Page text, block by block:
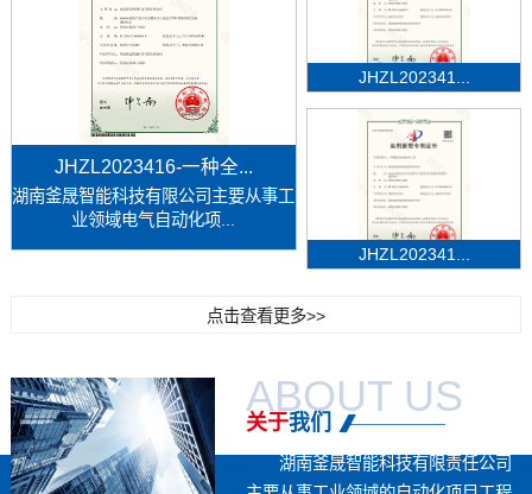
JHZL2023416-一种全...
湖南釜晟智能科技有限公司主要从事工
业领域电气自动化项...
JHZL202341...
JHZL202341...
点击查看更多>>
ABOUT US
关于我们
湖南釜晟智能科技有限责任公司